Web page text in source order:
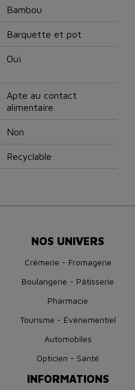
Bambou
Barquette et pot
Oui
Apte au contact
alimentaire
Non
Recyclable
NOS UNIVERS
Crèmerie - Fromagerie
Boulangerie - Pâtisserie
Pharmacie
Tourisme - Événementiel
Automobiles
Opticien - Santé
INFORMATIONS